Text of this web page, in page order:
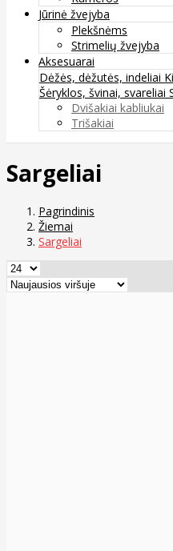
Jūrinė žvejyba
Plekšnėms
Strimelių žvejyba
Aksesuarai
Dėžės, dėžutės, indeliai
Šėryklos, švinai, svareliai
Dvišakiai kabliukai
Trišakiai
Sargeliai
Pagrindinis
Žiemai
Sargeliai